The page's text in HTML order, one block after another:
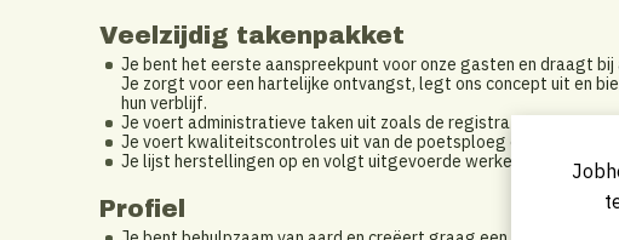
Veelzijdig takenpakket
Je bent het eerste aanspreekpunt voor onze gasten en draagt
Je zorgt voor een hartelijke ontvangst, legt ons concept uit en
hun verblijf.
Je voert administratieve taken uit zoals de registratie en
Je voert kwaliteitscontroles uit van de poetsploeg en stuurt bij
Je lijst herstellingen op en volgt uitgevoerde werken verder op.
Profiel